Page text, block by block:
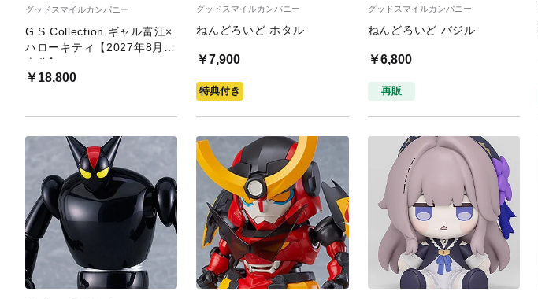
グッドスマイルカンパニー
G.S.Collection ギャル富江×
ハローキティ【2027年8月発
売分】
￥18,800
グッドスマイルカンパニー
ねんどろいど ホタル
￥7,900
特典付き
グッドスマイルカンパニー
ねんどろいど バジル
￥6,800
再販